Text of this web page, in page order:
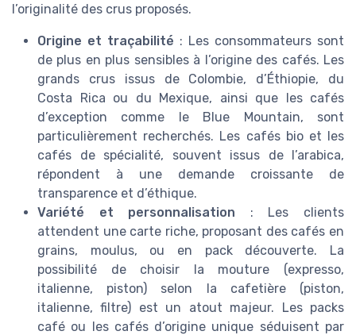
l’originalité des crus proposés.
Origine et traçabilité : Les consommateurs sont
de plus en plus sensibles à l’origine des cafés. Les
grands crus issus de Colombie, d’Éthiopie, du
Costa Rica ou du Mexique, ainsi que les cafés
d’exception comme le Blue Mountain, sont
particulièrement recherchés. Les cafés bio et les
cafés de spécialité, souvent issus de l’arabica,
répondent à une demande croissante de
transparence et d’éthique.
Variété et personnalisation : Les clients
attendent une carte riche, proposant des cafés en
grains, moulus, ou en pack découverte. La
possibilité de choisir la mouture (expresso,
italienne, piston) selon la cafetière (piston,
italienne, filtre) est un atout majeur. Les packs
café ou les cafés d’origine unique séduisent par